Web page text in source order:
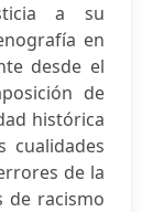
a su
en
desde el
de
histórica
cualidades
de la
de racismo